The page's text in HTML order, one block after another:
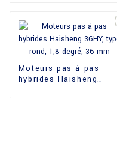
Moteurs pas à pas
hybrides Haisheng